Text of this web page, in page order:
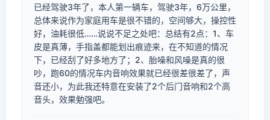
已经驾驶3年了，本人第一辆车，驾驶3年，6万公里，
总体来说作为家庭用车是很不错的，空间够大，操控性
好，油耗很低……说说不足之处吧：总结有2点：1、车
皮是真薄，手指盖都能划出痕迹来，在不知道的情况
下，已经刮了好多地方了；2、胎噪和风噪是真的很
吵，跑60的情况车内音响效果就已经很差很差了，声
音还小，为此我还特意在安装了2个后门音响和2个高
音头，效果勉强吧。